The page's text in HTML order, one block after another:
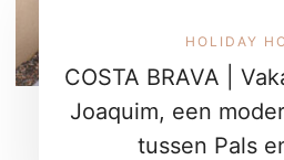
HOLIDAY
COSTA BRAVA |
Joaquim, een
tussen Pals